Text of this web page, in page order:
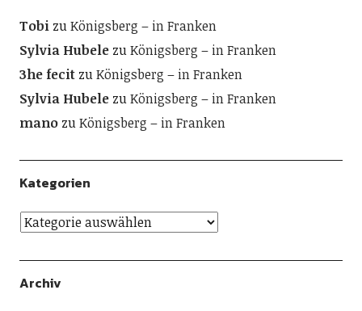
TobizuKönigsberg – in Franken
Sylvia HubelezuKönigsberg – in Franken
3he fecitzuKönigsberg – in Franken
Sylvia HubelezuKönigsberg – in Franken
manozuKönigsberg – in Franken
Kategorien
Archiv